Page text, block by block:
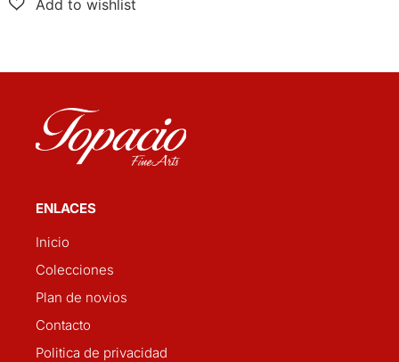
ENLACES
Inicio
Colecciones
Plan de novios
Contacto
Politica de privacidad